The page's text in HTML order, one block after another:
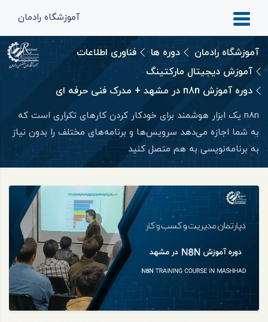
آموزشگاه رادمان
آموزشگاه رادمان دوره ها
فناوری اطلاعات
آموزش دیجیتال مارکتینگ
دوره آموزش n8n در مشهد + مدرک فنی حرفه ای
n8n یک ابزار هوشمند برای خودکار کردن کارهای تکراری است که
به شما اجازه می‌دهد سرویس‌ها و برنامه‌های مختلف را بدون نیاز
به برنامه‌نویسی به هم متصل کنید